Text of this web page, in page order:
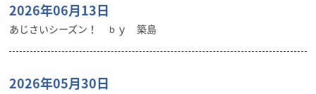
2026年06月13日
あじさいシーズン！ ｂｙ 築島
2026年05月30日